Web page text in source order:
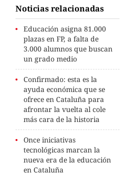
Noticias relacionadas
Educación asigna 81.000
plazas en FP, a falta de
3.000 alumnos que buscan
un grado medio
Confirmado: esta es la
ayuda económica que se
ofrece en Cataluña para
afrontar la vuelta al cole
más cara de la historia
Once iniciativas
tecnológicas marcan la
nueva era de la educación
en Cataluña